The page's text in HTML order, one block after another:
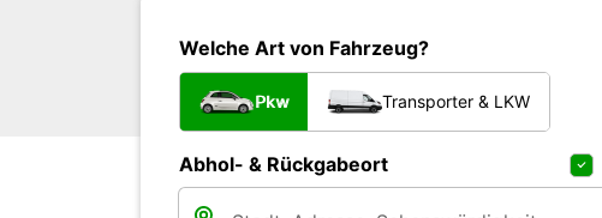
Welche Art von Fahrzeug?
Pkw Transporter & LKW
Abhol- & Rückgabeort